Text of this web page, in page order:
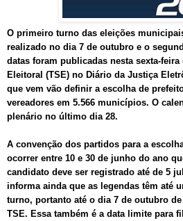
O primeiro turno das eleições
realizado no dia 7 de outubro e o
datas foram publicadas nesta sexta-
Eleitoral (TSE) no Diário da Justiça
que vem vão definir a escolha de
vereadores em 5.566 municípios. O
plenário no último dia 28.
A convenção dos partidos para a
ocorrer entre 10 e 30 de junho do ano
candidato deve ser registrado até de 5
informa ainda que as legendas têm até
turno, portanto até o dia 7 de outubro
TSE. Essa também é a data limite para